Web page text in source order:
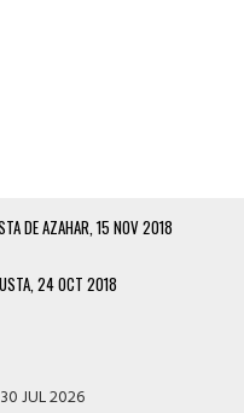
DE AZAHAR, 15 NOV 2018
24 OCT 2018
JUL 2026